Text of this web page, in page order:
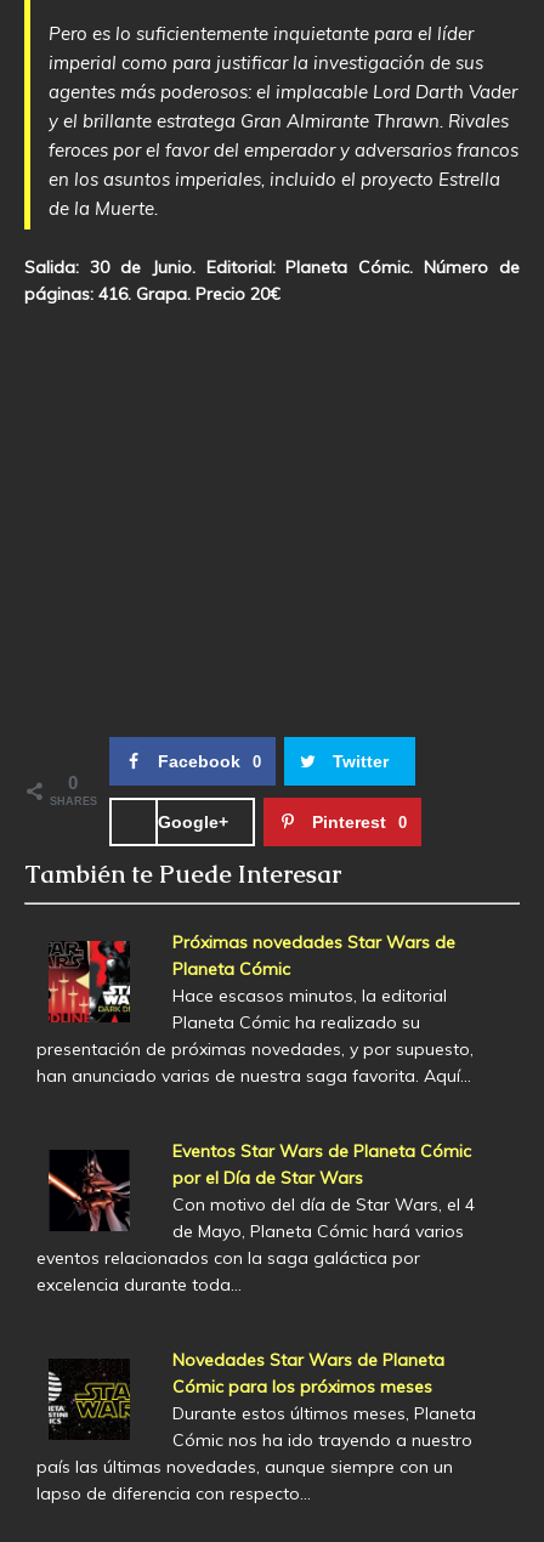
Pero es lo suficientemente inquietante para el líder
imperial como para justificar la investigación de sus
agentes más poderosos: el implacable Lord Darth Vader
y el brillante estratega Gran Almirante Thrawn. Rivales
feroces por el favor del emperador y adversarios francos
en los asuntos imperiales, incluido el proyecto Estrella
de la Muerte.
Salida: 30 de Junio. Editorial: Planeta Cómic. Número de
páginas: 416. Grapa. Precio 20€
0
SHARES
Facebook 0 Twitter
Google+ Pinterest 0
También te Puede Interesar
Próximas novedades Star Wars de
Planeta Cómic
Hace escasos minutos, la editorial
Planeta Cómic ha realizado su
presentación de próximas novedades, y por supuesto,
han anunciado varias de nuestra saga favorita. Aquí…
Eventos Star Wars de Planeta Cómic
por el Día de Star Wars
Con motivo del día de Star Wars, el 4
de Mayo, Planeta Cómic hará varios
eventos relacionados con la saga galáctica por
excelencia durante toda…
Novedades Star Wars de Planeta
Cómic para los próximos meses
Durante estos últimos meses, Planeta
Cómic nos ha ido trayendo a nuestro
país las últimas novedades, aunque siempre con un
lapso de diferencia con respecto…